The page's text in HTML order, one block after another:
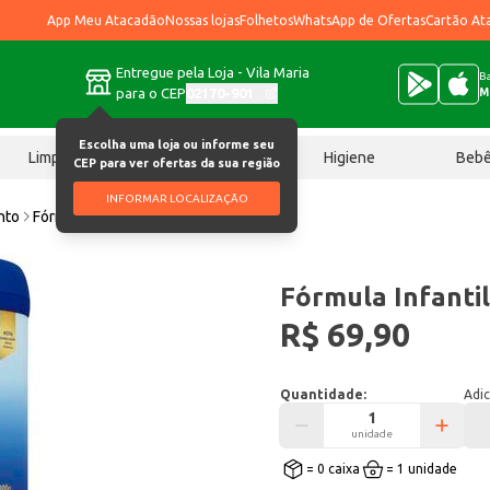
App Meu AtacadãoNossas lojasFolhetosWhatsApp de OfertasCartão
Entregue pela Loja - Vila Maria
para o CEP
Escolha uma loja ou informe seu
CEP para ver ofertas da sua região
INFORMAR LOCALIZAÇÃO
Limpeza Chocolates Higiene
Fórmula Infantil Aptamil 2 800g
Fórmula
R$ 69,90
Quantidade:
unidade
= 0 caixa = 1 unidade